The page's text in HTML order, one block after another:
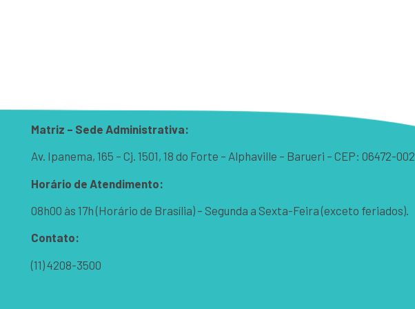
Matriz – Sede Administrativa:
Av. Ipanema, 165 – Cj. 1501, 18 do Forte – Alphaville – Barueri – CEP: 06472-002
Horário de Atendimento:
08h00 às 17h (Horário de Brasília) – Segunda a Sexta-Feira (exceto feriados).
Contato:
(11) 4208-3500